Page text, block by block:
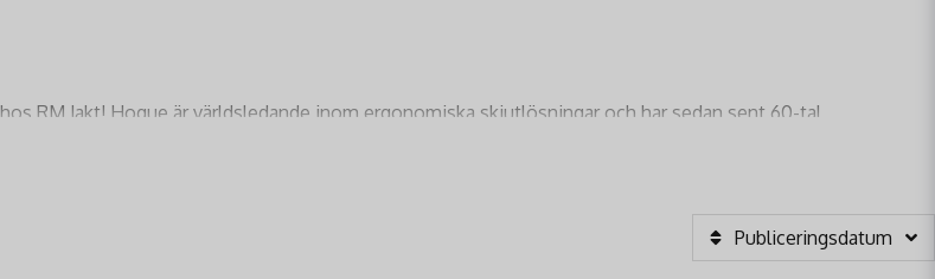
RM Jakt! Hogue är världsledande inom ergonomiska skjutlösningar och har sedan sent 60-tal
Publiceringsdatum